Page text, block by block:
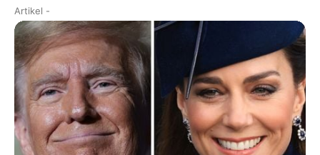
Artikel -